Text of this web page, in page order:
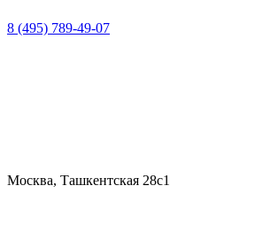
8 (495) 789-49-07
Москва, Ташкентская 28с1